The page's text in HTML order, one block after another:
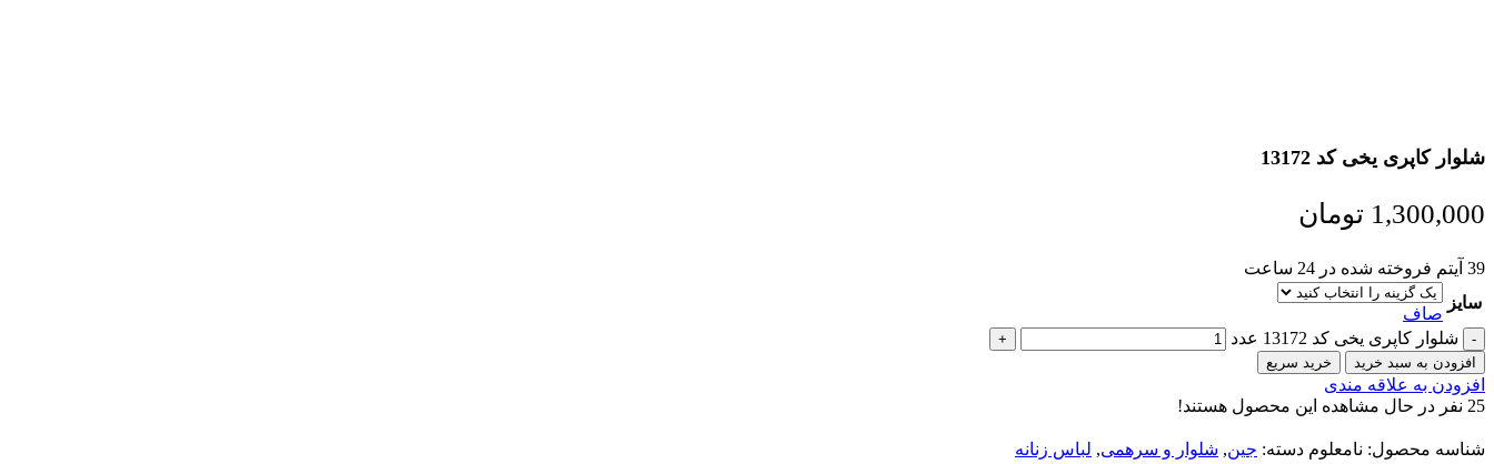
شلوار کاپری یخی کد 13172
1,300,000 تومان
39 آیتم فروخته شده در 24 ساعت
سایز
صاف
شلوار کاپری یخی کد 13172 عدد
افزودن به سبد خرید خرید سریع
افزودن به علاقه مندی
25 نفر در حال مشاهده این محصول هستند!
شناسه محصول: نامعلوم دسته: جین, شلوار و سرهمی, لباس زنانه